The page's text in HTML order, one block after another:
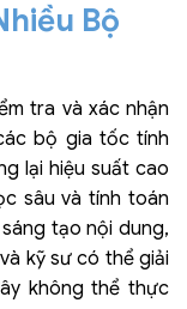
Bộ
tra và xác nhận
bộ gia tốc tính
lại hiệu suất cao
sâu và tính toán
tạo nội dung,
kỹ sư có thể giải
không thể thực